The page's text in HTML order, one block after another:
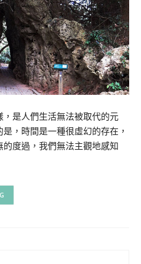
是人們生活無法被取代的元
，時間是一種很虛幻的存在，
度過，我們無法主觀地感知